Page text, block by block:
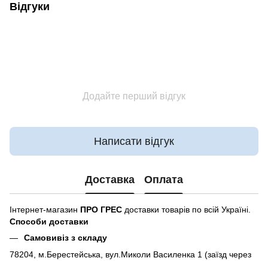
Відгуки
Додайте перший відгук
Написати відгук
Доставка Оплата
Інтернет-магазин ПРО ГРЕС доставки товарів по всій Україні.
Способи доставки
Самовивіз з складу
78204, м.Берестейська, вул.Миколи Василенка 1 (заїзд через